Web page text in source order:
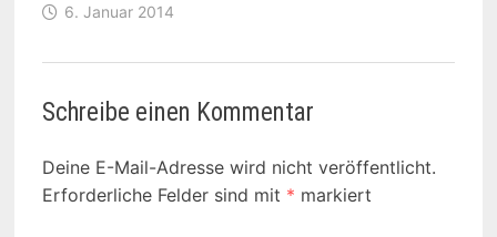
6. Januar 2014
Schreibe einen Kommentar
Deine E-Mail-Adresse wird nicht veröffentlicht.
Erforderliche Felder sind mit * markiert